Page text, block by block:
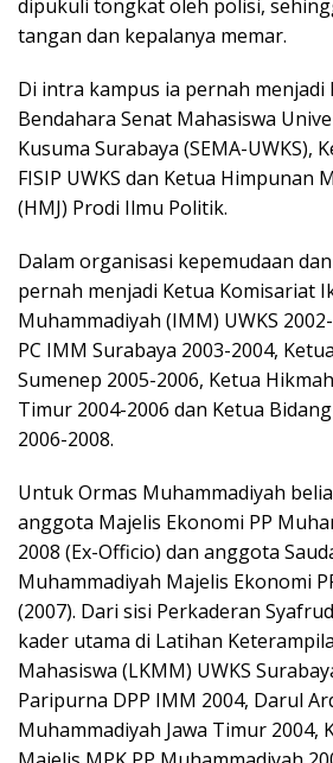
dipukuli tongkat oleh polisi,
tangan dan kepalanya memar.
Di intra kampus ia pernah menjadi
Bendahara Senat Mahasiswa
Kusuma Surabaya (SEMA-UWKS),
FISIP UWKS dan Ketua Himpunan
(HMJ) Prodi Ilmu Politik.
Dalam organisasi kepemudaan
pernah menjadi Ketua Komisariat
Muhammadiyah (IMM) UWKS
PC IMM Surabaya 2003-2004,
Sumenep 2005-2006, Ketua
Timur 2004-2006 dan Ketua
2006-2008.
Untuk Ormas Muhammadiyah
anggota Majelis Ekonomi PP
2008 (Ex-Officio) dan anggota
Muhammadiyah Majelis Ekonomi
(2007). Dari sisi Perkaderan
kader utama di Latihan
Mahasiswa (LKMM) UWKS
Paripurna DPP IMM 2004, Darul
Muhammadiyah Jawa Timur 2004,